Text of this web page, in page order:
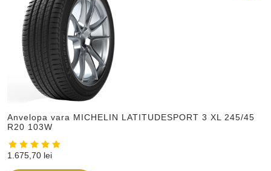
Anvelopa vara MICHELIN LATITUDESPORT 3 XL 245/45
R20 103W
1.675,70 lei